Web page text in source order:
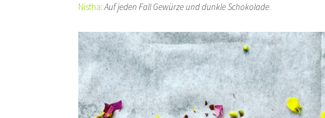
Nistha:Auf jeden Fall Gewürze und dunkle Schokolade.